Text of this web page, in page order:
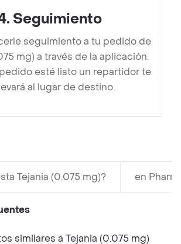
. Seguimiento
seguimiento a tu pedido de
mg) a través de la aplicación.
esté listo un repartidor te
al lugar de destino.
Tejania (0.075 mg)? en
similares a Tejania (0.075 mg)